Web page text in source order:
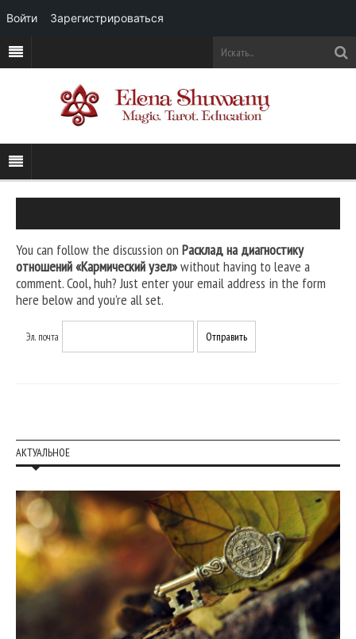
You can follow the discussion on Расклад на диагностику
отношений «Кармический узел»without having to leave a
comment. Cool, huh? Just enter your email address in the form
here below and you’re all set.
Эл. почта
АКТУАЛЬНОЕ
Войти Зарегистрироваться